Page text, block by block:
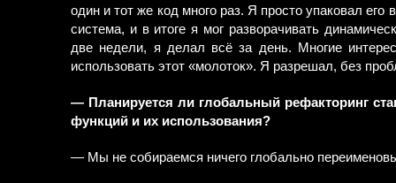
один и тот же код много раз. Я просто упаковал
система, и в итоге я мог разворачивать
две недели, я делал всё за день. Многие
использовать этот «молоток». Я разрешал, без
— Планируется ли глобальный рефакторинг
функций и их использования?
— Мы не собираемся ничего глобально